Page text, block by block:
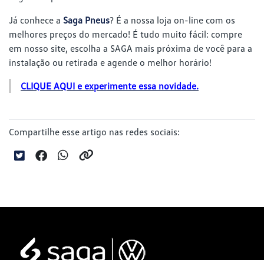
Já conhece a Saga Pneus? É a nossa loja on-line com os
melhores preços do mercado! É tudo muito fácil: compre
em nosso site, escolha a SAGA mais próxima de você para a
instalação ou retirada e agende o melhor horário!
CLIQUE AQUI e experimente essa novidade.
Compartilhe esse artigo nas redes sociais: